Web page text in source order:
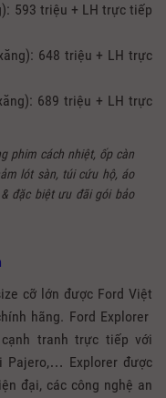
593 triệu + LH trực tiếp
648 triệu + LH trực
689 triệu + LH trực
phim cách nhiệt, ốp càn
lót sàn, túi cứu hộ, áo
đặc biệt ưu đãi gói bảo
cỡ lớn được Ford Việt
hãng. Ford Explorer
tranh trực tiếp với
Pajero,… Explorer được
đại, các công nghệ an